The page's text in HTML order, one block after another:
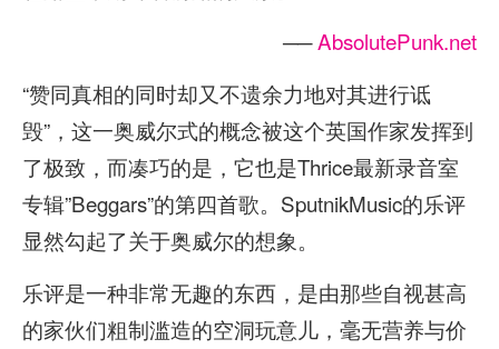
──AbsolutePunk.net
“赞同真相的同时却又不遗余力地对其进行诋
毁”，这一奥威尔式的概念被这个英国作家发挥到
了极致，而凑巧的是，它也是Thrice最新录音室
专辑”Beggars”的第四首歌。SputnikMusic的乐评
显然勾起了关于奥威尔的想象。
乐评是一种非常无趣的东西，是由那些自视甚高
的家伙们粗制滥造的空洞玩意儿，毫无营养与价